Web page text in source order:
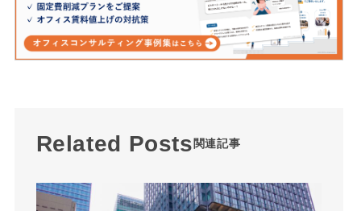
Related Posts 関連記事